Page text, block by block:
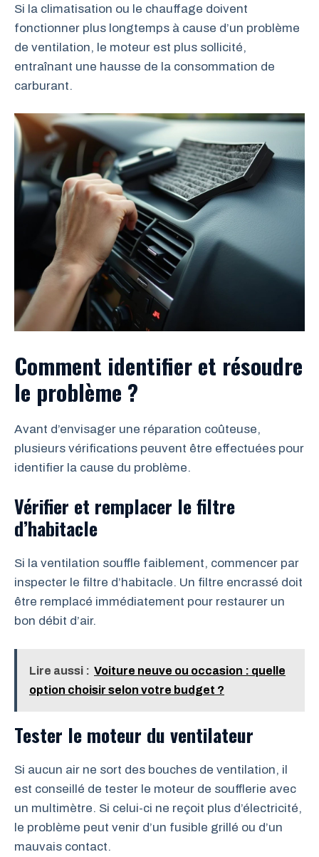
Si la climatisation ou le chauffage doivent
fonctionner plus longtemps à cause d’un problème
de ventilation, le moteur est plus sollicité,
entraînant une hausse de la consommation de
carburant.
Comment identifier et résoudre
le problème ?
Avant d’envisager une réparation coûteuse,
plusieurs vérifications peuvent être effectuées pour
identifier la cause du problème.
Vérifier et remplacer le filtre
d’habitacle
Si la ventilation souffle faiblement, commencer par
inspecter le filtre d’habitacle. Un filtre encrassé doit
être remplacé immédiatement pour restaurer un
bon débit d’air.
Lire aussi : Voiture neuve ou occasion : quelle
option choisir selon votre budget ?
Tester le moteur du ventilateur
Si aucun air ne sort des bouches de ventilation, il
est conseillé de tester le moteur de soufflerie avec
un multimètre. Si celui-ci ne reçoit plus d’électricité,
le problème peut venir d’un fusible grillé ou d’un
mauvais contact.